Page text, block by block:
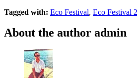
Tagged with: Eco Festival, Eco Festival
About the author admin